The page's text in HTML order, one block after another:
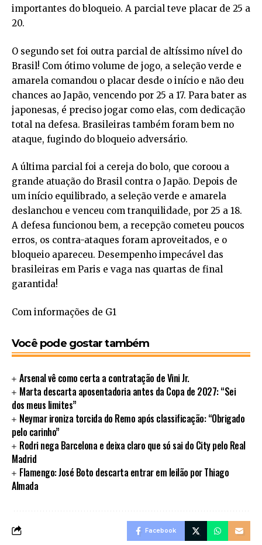
importantes do bloqueio. A parcial teve placar de 25 a
20.
O segundo set foi outra parcial de altíssimo nível do
Brasil! Com ótimo volume de jogo, a seleção verde e
amarela comandou o placar desde o início e não deu
chances ao Japão, vencendo por 25 a 17. Para bater as
japonesas, é preciso jogar como elas, com dedicação
total na defesa. Brasileiras também foram bem no
ataque, fugindo do bloqueio adversário.
A última parcial foi a cereja do bolo, que coroou a
grande atuação do Brasil contra o Japão. Depois de
um início equilibrado, a seleção verde e amarela
deslanchou e venceu com tranquilidade, por 25 a 18.
A defesa funcionou bem, a recepção cometeu poucos
erros, os contra-ataques foram aproveitados, e o
bloqueio apareceu. Desempenho impecável das
brasileiras em Paris e vaga nas quartas de final
garantida!
Com informações de G1
Você pode gostar também
Arsenal vê como certa a contratação de Vini Jr.
Marta descarta aposentadoria antes da Copa de 2027: “Sei
dos meus limites”
Neymar ironiza torcida do Remo após classificação: “Obrigado
pelo carinho”
Rodri nega Barcelona e deixa claro que só sai do City pelo Real
Madrid
Flamengo: José Boto descarta entrar em leilão por Thiago
Almada
Facebook